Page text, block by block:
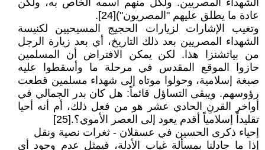
الشهداء المصريين. ولكل منهم اسمه الخاص به، ولكن
عادة ما يطلق عليهم "المصريون")[24].
وتغيب الإشارات لزيارات الحجيج المسيحيين لكنيسة
الشهداء المصريين بعد ذلك التاريخ، أي بعد زيارة الرجل
من بياتشنزا هذا. لكن يمكن الافتراض أن المسلمين
حازوا الموقع المقدس في مرحلة ما وأسقطوا عليه
صبغة إسلامية، وحولوا موتاه إلى شهداء مسلمين قطعت
رؤوسهم. ويبقى التساؤل قائماً: هل كان بدر الجمالي في
أواخر القرنِ الحادي عشر هو من فعل ذلك، أم أنه أحيا
تقليداً إسلامياً أقدم يعود إلى العصر الأموي؟.[25]
إحياء ذكرى الحسين في عسقلان - ثغرات نصية ونقل
إذا ما جادلنا بمسألة غياب الأدلة، فيمثل عدم وجود أي